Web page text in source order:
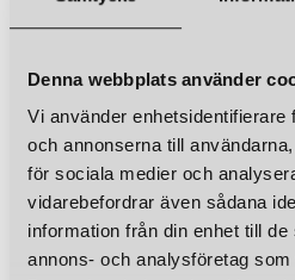
Denna webbplats använder
Vi använder enhetsidentifierare
och annonserna till
för sociala medier och
vidarebefordrar även sådana
information från din enhet till
annons- och analysföretag